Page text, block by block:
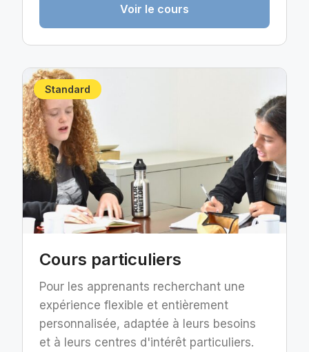
Voir le cours
Standard
Cours particuliers
Pour les apprenants recherchant une
expérience flexible et entièrement
personnalisée, adaptée à leurs besoins
et à leurs centres d'intérêt particuliers.